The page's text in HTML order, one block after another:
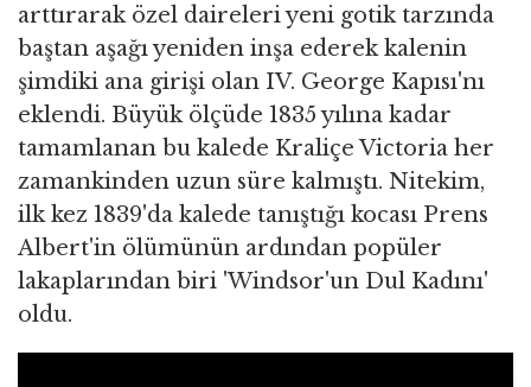
arttırarak özel daireleri yeni gotik tarzında
baştan aşağı yeniden inşa ederek kalenin
şimdiki ana girişi olan IV. George Kapısı'nı
eklendi. Büyük ölçüde 1835 yılına kadar
tamamlanan bu kalede Kraliçe Victoria her
zamankinden uzun süre kalmıştı. Nitekim,
ilk kez 1839'da kalede tanıştığı kocası Prens
Albert'in ölümünün ardından popüler
lakaplarından biri 'Windsor'un Dul Kadını'
oldu.